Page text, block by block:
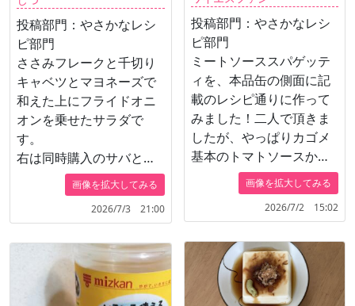
投稿部門：やさかなレシ
ピ部門
ささみフレークと千切り
キャベツとマヨネーズで
和えた上にフライドオニ
オンを乗せたサラダで
す。
右は同時購入のサバとイ
カの干物を焼いてサバの
上に大根おろしを乗せた
画像を拡大してみる
2026/7/3 21:00
投稿部門：やさかなレシ
ピ部門
ミートソーススパゲッテ
ィを、本品缶の側面に記
載のレシピ通りに作って
みました！二人で頂きま
したが、やっぱりカゴメ
基本のトマトソースから
作るとレトルトより、す
ごく美味しいって言いな
がら、楽しくいただきま
画像を拡大してみる
2026/7/2 15:02